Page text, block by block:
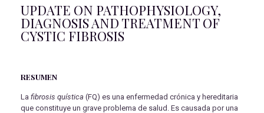
UPDATE ON PATHOPHYSIOLOGY,
DIAGNOSIS AND TREATMENT OF
CYSTIC FIBROSIS
RESUMEN
La fibrosis quística (FQ) es una enfermedad crónica y hereditaria
que constituye un grave problema de salud. Es causada por una